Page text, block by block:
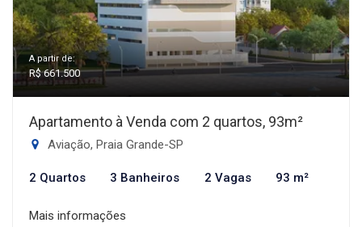
A partir de:
R$ 661.500
Apartamento à Venda com 2 quartos, 93m²
Aviação, Praia Grande-SP
2 Quartos 3 Banheiros 2 Vagas 93 m²
Mais informações